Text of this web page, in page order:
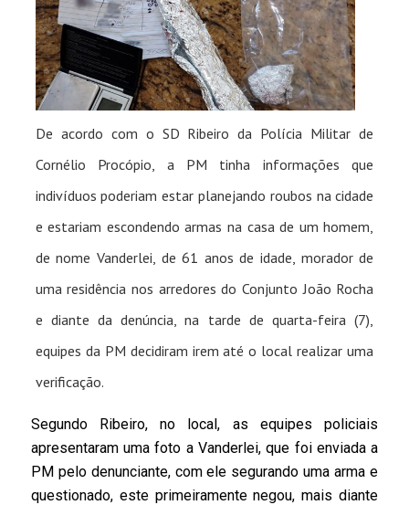
De acordo com o SD Ribeiro da Polícia Militar de
Cornélio Procópio, a PM tinha informações que
indivíduos poderiam estar planejando roubos na cidade
e estariam escondendo armas na casa de um homem,
de nome Vanderlei, de 61 anos de idade, morador de
uma residência nos arredores do Conjunto João Rocha
e diante da denúncia, na tarde de quarta-feira (7),
equipes da PM decidiram irem até o local realizar uma
verificação.
Segundo Ribeiro, no local, as equipes policiais
apresentaram uma foto a Vanderlei, que foi enviada a
PM pelo denunciante, com ele segurando uma arma e
questionado, este primeiramente negou, mais diante